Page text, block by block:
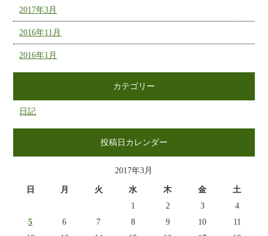
2017年3月
2016年11月
2016年1月
カテゴリー
日記
投稿日カレンダー
2017年3月
日 月 火 水 木 金 土
1 2 3
4
5
6 7 8 9 10
11